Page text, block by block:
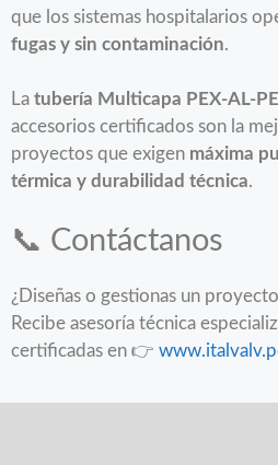
que los sistemas hospitalarios
fugas y sin contaminación.
La tubería Multicapa PEX-AL-
accesorios certificados son la
proyectos que exigen máxima
térmica y durabilidad técnica.
📞 Contáctanos
¿Diseñas o gestionas un
Recibe asesoría técnica
certificadas en 👉